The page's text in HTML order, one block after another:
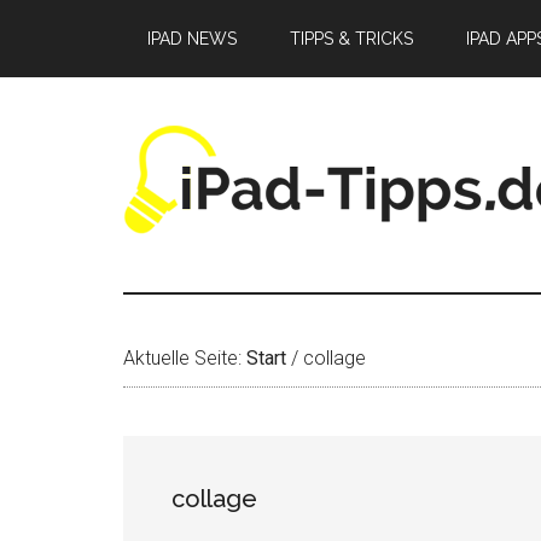
springen
springen
springen
IPAD NEWS TIPPS & TRICKS IPAD
Aktuelle Seite: Start / collage
collage